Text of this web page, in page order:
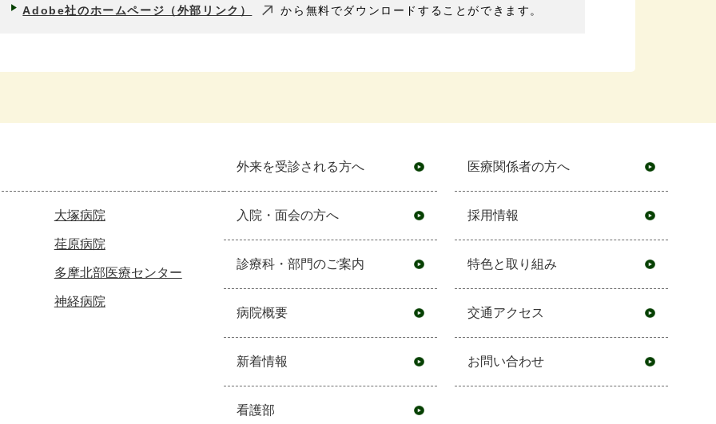
Adobe社のホームページ（外部リンク）
から無料でダウンロードすることができます。
大塚病院
荏原病院
多摩北部医療センター
神経病院
外来を受診される方へ
入院・面会の方へ
診療科・部門のご案内
病院概要
新着情報
看護部
医療関係者の方へ
採用情報
特色と取り組み
交通アクセス
お問い合わせ